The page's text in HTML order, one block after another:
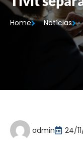
Home Notícias
admin 24/